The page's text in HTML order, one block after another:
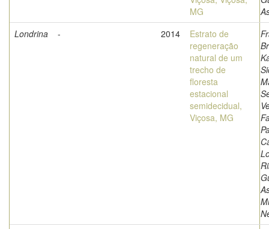
MG
Londrina
- 2014
Estrato de
regeneração
natural de um
trecho de
floresta
estacional
semidecidual,
Viçosa, MG